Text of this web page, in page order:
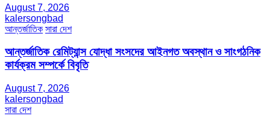
August 7, 2026
kalersongbad
আন্তর্জাতিক সারা দেশ
আন্তর্জাতিক রেমিট্যান্স যোদ্ধা সংসদের আইনগত অবস্থান ও সাংগঠনিক
কার্যক্রম সম্পর্কে বিবৃতি
August 7, 2026
kalersongbad
সারা দেশ